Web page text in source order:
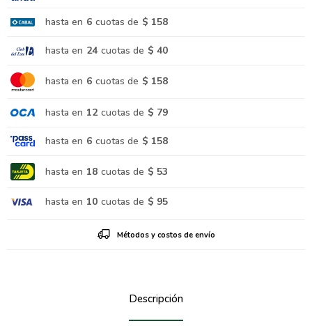
hasta en 6 cuotas de $ 158
hasta en 24 cuotas de $ 40
hasta en 6 cuotas de $ 158
hasta en 12 cuotas de $ 79
hasta en 6 cuotas de $ 158
hasta en 18 cuotas de $ 53
hasta en 10 cuotas de $ 95
Métodos y costos de envío
Descripción